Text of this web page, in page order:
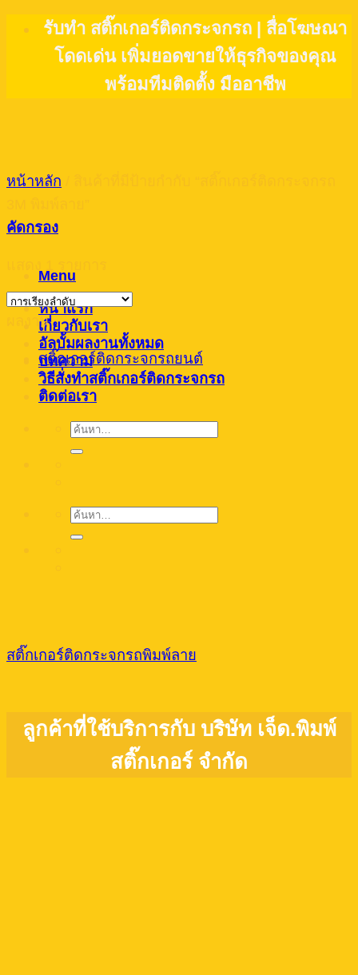
รับทำ สติ๊กเกอร์ติดกระจกรถ | สื่อโฆษณา
โดดเด่น เพิ่มยอดขายให้ธุรกิจของคุณ
พร้อมทีมติดตั้ง มืออาชีพ
Menu
หน้าแรก
เกี่ยวกับเรา
อัลบั้มผลงานทั้งหมด
บทความ
วิธีสั่งทำสติ๊กเกอร์ติดกระจกรถ
ติดต่อเรา
ค้นหา:
ค้นหา:
หน้าหลัก
คัดกรอง
ผลงาน
สติ๊กเกอร์ติดกระจกรถยนต์
สติ๊กเกอร์ติดกระจกรถพิมพ์ลาย
ลูกค้าที่ใช้บริการกับ บริษัท เจ็ด.พิมพ์
สติ๊กเกอร์ จำกัด